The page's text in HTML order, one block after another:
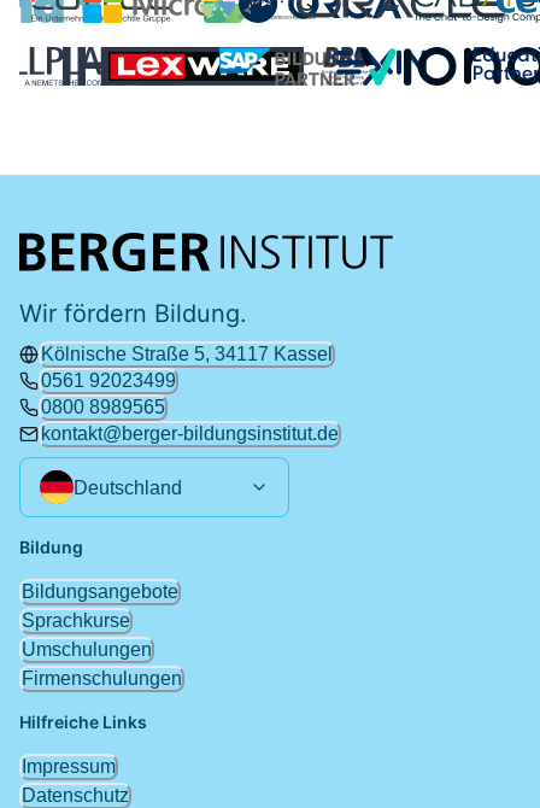
Wir fördern Bildung.
Kölnische Straße 5, 34117 Kassel
0561 92023499
0800 8989565
kontakt@berger-bildungsinstitut.de
Deutschland
Hilfreiche Links
Impressum
Datenschutz
Bildung
Bildungsangebote
Sprachkurse
Umschulungen
Firmenschulungen